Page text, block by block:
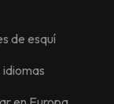
de esquí